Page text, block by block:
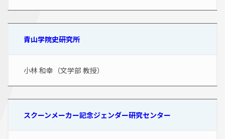
青山学院史研究所
小林 和幸（文学部 教授）
スクーンメーカー記念ジェンダー研究センター